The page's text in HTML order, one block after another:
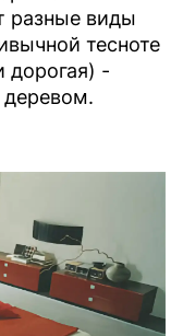
разные виды
тесноте
дорогая) -